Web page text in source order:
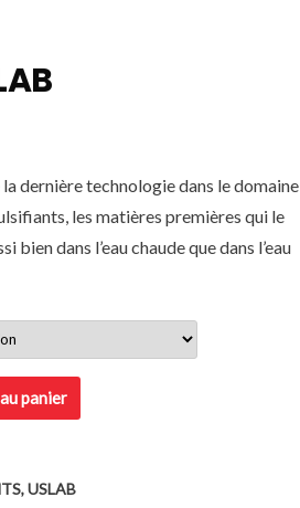
dernière technologie dans le domaine
les matières premières qui le
dans l’eau chaude que dans l’eau
panier
,USLAB